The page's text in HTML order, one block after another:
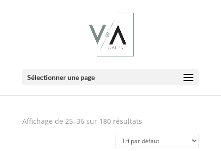
Sélectionner une page
E-Boutique
Affichage de 25–36 sur 180 résultats